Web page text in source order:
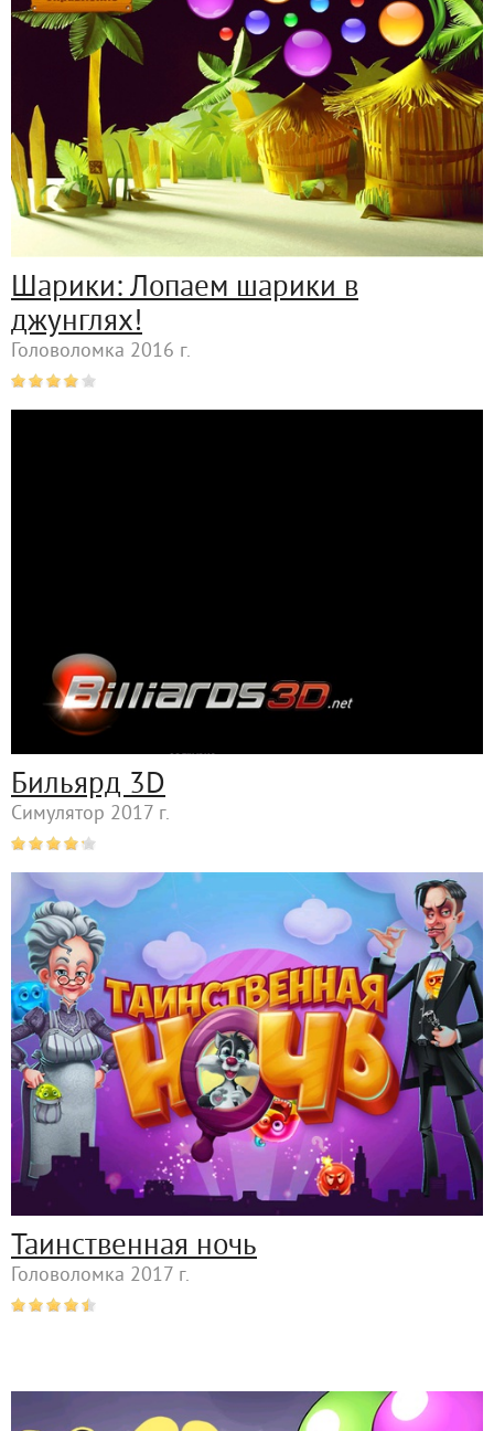
Шарики: Лопаем шарики в
джунглях!
Головоломка 2016 г.
Бильярд 3D
Симулятор 2017 г.
Таинственная ночь
Головоломка 2017 г.